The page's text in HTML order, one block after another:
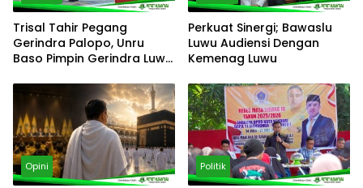
Trisal Tahir Pegang
Gerindra Palopo, Unru
Baso Pimpin Gerindra Luwu
Perkuat Sinergi; Bawaslu
Luwu Audiensi Dengan
Kemenag Luwu
Opini Politik